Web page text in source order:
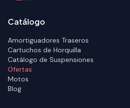
Catálogo
Amortiguadores Traseros
Cartuchos de Horquilla
Catálogo de Suspensiones
Ofertas
Motos
Blog